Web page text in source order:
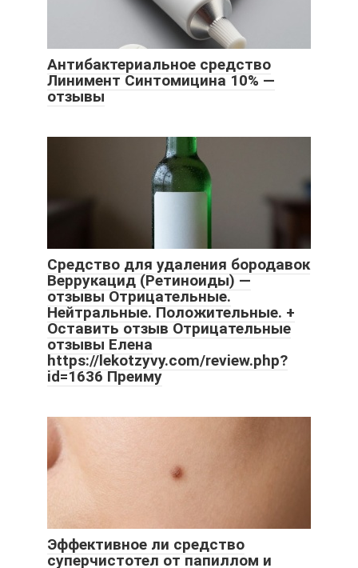
Антибактериальное средство
Линимент Синтомицина 10% —
отзывы
Средство для удаления бородавок
Веррукацид (Ретиноиды) —
отзывы Отрицательные.
Нейтральные. Положительные. +
Оставить отзыв Отрицательные
отзывы Елена
https://lekotzyvy.com/review.php?
id=1636 Преиму
Эффективное ли средство
суперчистотел от папиллом и